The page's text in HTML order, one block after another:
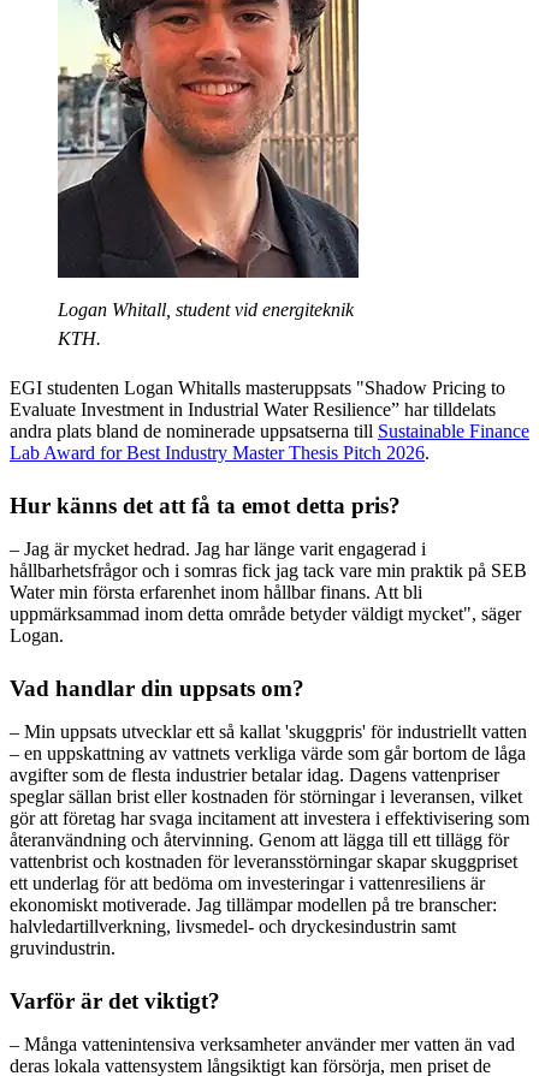
Logan Whitall, student vid energiteknik
KTH.
EGI studenten Logan Whitalls masteruppsats "Shadow Pricing to
Evaluate Investment in Industrial Water Resilience” har tilldelats
andra plats bland de nominerade uppsatserna till Sustainable Finance
Lab Award for Best Industry Master Thesis Pitch 2026.
Hur känns det att få ta emot detta pris?
– Jag är mycket hedrad. Jag har länge varit engagerad i
hållbarhetsfrågor och i somras fick jag tack vare min praktik på SEB
Water min första erfarenhet inom hållbar finans. Att bli
uppmärksammad inom detta område betyder väldigt mycket", säger
Logan.
Vad handlar din uppsats om?
– Min uppsats utvecklar ett så kallat 'skuggpris' för industriellt vatten
– en uppskattning av vattnets verkliga värde som går bortom de låga
avgifter som de flesta industrier betalar idag. Dagens vattenpriser
speglar sällan brist eller kostnaden för störningar i leveransen, vilket
gör att företag har svaga incitament att investera i effektivisering som
återanvändning och återvinning. Genom att lägga till ett tillägg för
vattenbrist och kostnaden för leveransstörningar skapar skuggpriset
ett underlag för att bedöma om investeringar i vattenresiliens är
ekonomiskt motiverade. Jag tillämpar modellen på tre branscher:
halvledartillverkning, livsmedel- och dryckesindustrin samt
gruvindustrin.
Varför är det viktigt?
– Många vattenintensiva verksamheter använder mer vatten än vad
deras lokala vattensystem långsiktigt kan försörja, men priset de